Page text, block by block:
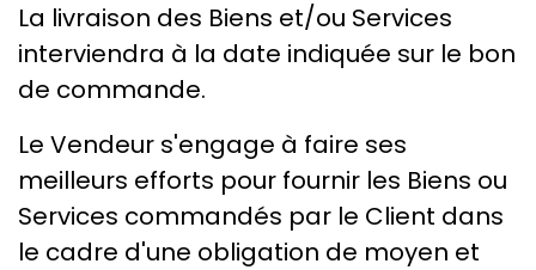
La livraison des Biens et/ou Services
interviendra à la date indiquée sur le bon
de commande.
Le Vendeur s'engage à faire ses
meilleurs efforts pour fournir les Biens ou
Services commandés par le Client dans
le cadre d'une obligation de moyen et